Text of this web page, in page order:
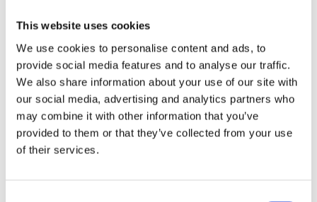
This website uses cookies
We use cookies to personalise content and ads, to
provide social media features and to analyse our traffic.
We also share information about your use of our site with
our social media, advertising and analytics partners who
may combine it with other information that you’ve
provided to them or that they’ve collected from your use
of their services.
BESKRIVNING
Vacker konstgjord chrystanthemumblomma i ett
vackert torkat uttryck i en snygg beige färg.
Det blir mer och mer populärt med torkade
blommor både inom inredning, sociala medier
och bröllop så även vi har tagit in lite konstgjorda
torkade blommor i vårt sortiment.